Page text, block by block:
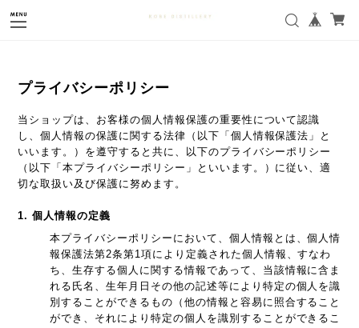
プライバシーポリシー
当ショップは、お客様の個人情報保護の重要性について認識
し、個人情報の保護に関する法律（以下「個人情報保護法」と
いいます。）を遵守すると共に、以下のプライバシーポリシー
（以下「本プライバシーポリシー」といいます。）に従い、適
切な取扱い及び保護に努めます。
1. 個人情報の定義
本プライバシーポリシーにおいて、個人情報とは、個人情
報保護法第2条第1項により定義された個人情報、すなわ
ち、生存する個人に関する情報であって、当該情報に含ま
れる氏名、生年月日その他の記述等により特定の個人を識
別することができるもの（他の情報と容易に照合すること
ができ、それにより特定の個人を識別することができるこ